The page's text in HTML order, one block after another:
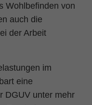
Wohlbefinden von
auch die
der Arbeit
im
eine
DGUV unter mehr